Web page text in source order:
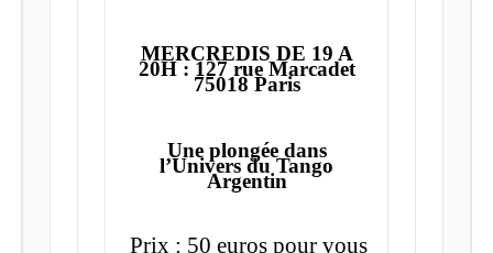
MERCREDIS DE 19 A
20H : 127 rue Marcadet
75018 Paris
Une plongée dans
l’Univers du Tango
Argentin
Prix : 50 euros pour vous